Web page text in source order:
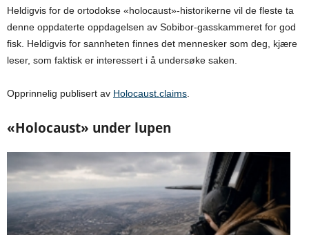
Heldigvis for de ortodokse «holocaust»-historikerne vil de fleste ta
denne oppdaterte oppdagelsen av Sobibor-gasskammeret for god
fisk. Heldigvis for sannheten finnes det mennesker som deg, kjære
leser, som faktisk er interessert i å undersøke saken.
Opprinnelig publisert av Holocaust.claims
«Holocaust» under lupen